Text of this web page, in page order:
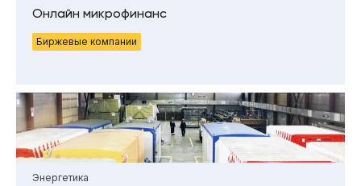
Онлайн микрофинанс
Биржевые компании
Энергетика